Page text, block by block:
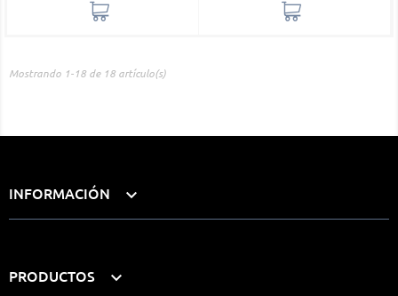
Mostrando 1-18 de 18 artículo(s)
INFORMACIÓN 
PRODUCTOS 